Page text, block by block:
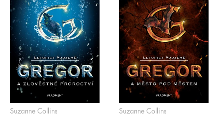
Suzanne Collins Suzanne Collins